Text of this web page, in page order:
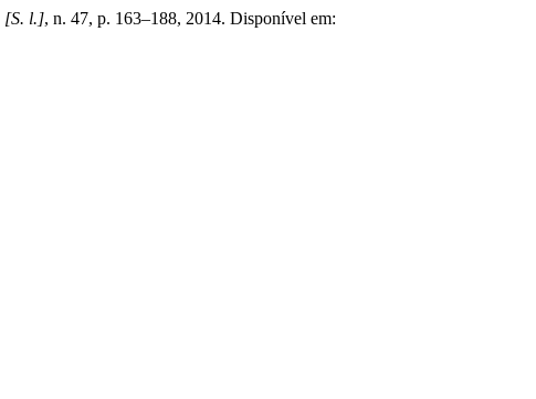
[S. l.], n. 47, p. 163–188, 2014. Disponível em: